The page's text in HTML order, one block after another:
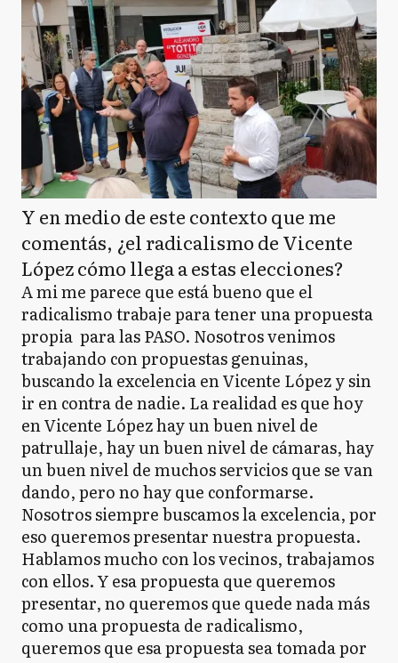
Y en medio de este contexto que me
comentás, ¿el radicalismo de Vicente
López cómo llega a estas elecciones?
A mi me parece que está bueno que el
radicalismo trabaje para tener una propuesta
propia para las PASO. Nosotros venimos
trabajando con propuestas genuinas,
buscando la excelencia en Vicente López y sin
ir en contra de nadie. La realidad es que hoy
en Vicente López hay un buen nivel de
patrullaje, hay un buen nivel de cámaras, hay
un buen nivel de muchos servicios que se van
dando, pero no hay que conformarse.
Nosotros siempre buscamos la excelencia, por
eso queremos presentar nuestra propuesta.
Hablamos mucho con los vecinos, trabajamos
con ellos. Y esa propuesta que queremos
presentar, no queremos que quede nada más
como una propuesta de radicalismo,
queremos que esa propuesta sea tomada por